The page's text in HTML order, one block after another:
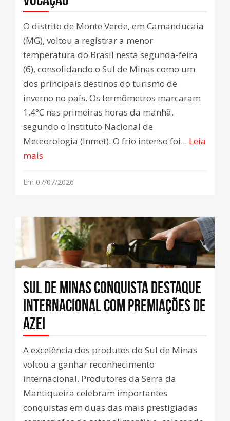
O distrito de Monte Verde, em Camanducaia
(MG), voltou a registrar a menor
temperatura do Brasil nesta segunda-feira
(6), consolidando o Sul de Minas como um
dos principais destinos do turismo de
inverno no país. Os termômetros marcaram
1,4°C nas primeiras horas da manhã,
segundo o Instituto Nacional de
Meteorologia (Inmet). O frio intenso foi... Leia
mais
Em 07/07/2026
Sul de Minas conquista destaque
internacional com premiações de
azei
A excelência dos produtos do Sul de Minas
voltou a ganhar reconhecimento
internacional. Produtores da Serra da
Mantiqueira celebram importantes
conquistas em duas das mais prestigiadas